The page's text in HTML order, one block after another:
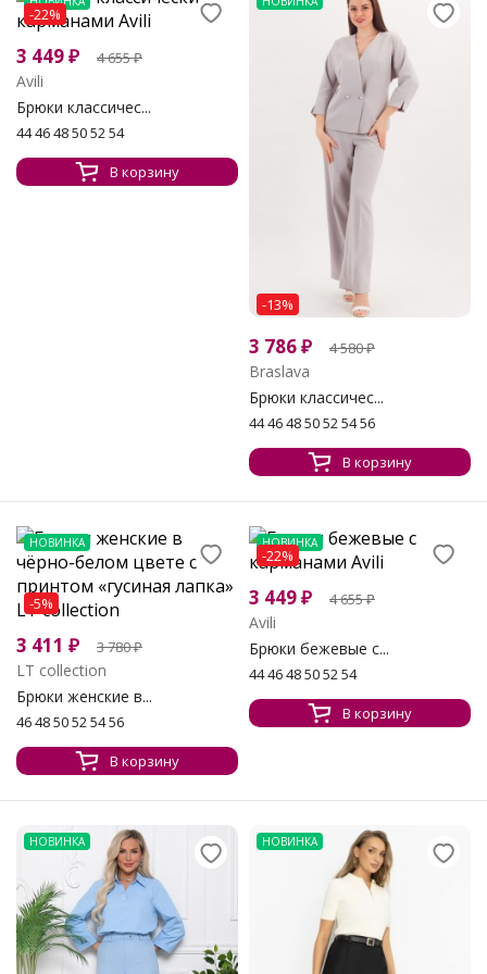
-22%
3 449₽ 4 655₽
Avili
Брюки классичес...
44 46 48 50 52 54
В корзину
-13%
3 786₽ 4 580₽
Braslava
Брюки классичес...
44 46 48 50 52 54 56
В корзину
НОВИНКА
-5%
3 411 ₽ 3 780₽
LT collection
Брюки женские в...
46 48 50 52 54 56
В корзину
НОВИНКА
-22%
3 449₽ 4 655₽
Avili
Брюки бежевые с...
44 46 48 50 52 54
В корзину
НОВИНКА НОВИНКА